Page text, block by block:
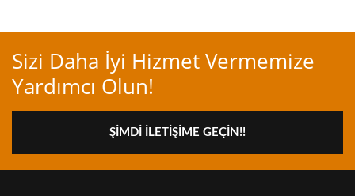
Sizi Daha İyi Hizmet Vermemize
Yardımcı Olun!
ŞIMDI İLETIŞIME GEÇIN!!